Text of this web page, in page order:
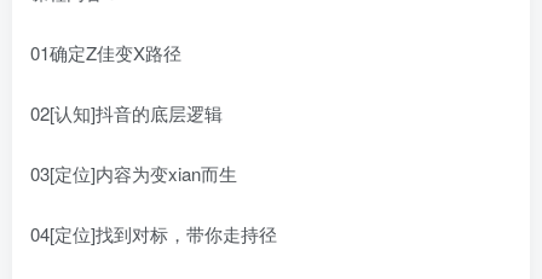
01确定Z佳变X路径
02[认知]抖音的底层逻辑
03[定位]内容为变xian而生
04[定位]找到对标，带你走持径